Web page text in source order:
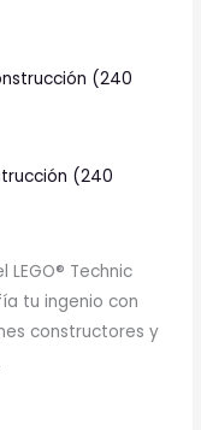
(240
Technic
tu ingenio con
constructores y